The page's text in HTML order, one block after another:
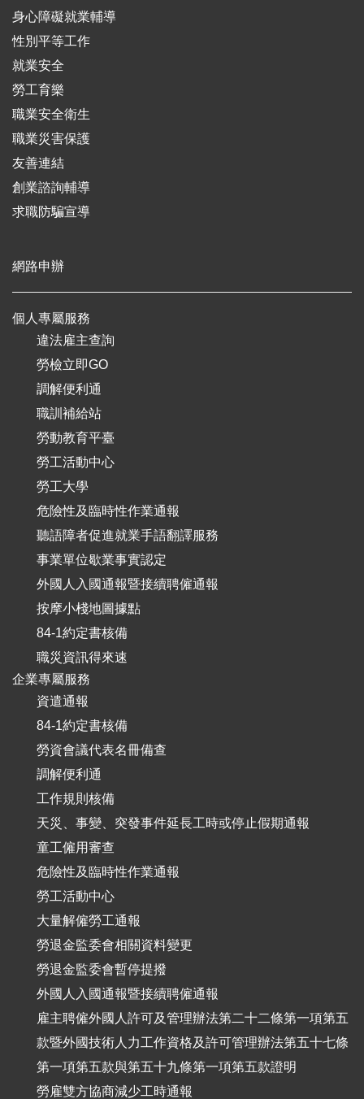
身心障礙就業輔導
性別平等工作
就業安全
勞工育樂
職業安全衛生
職業災害保護
友善連結
創業諮詢輔導
求職防騙宣導
網路申辦
個人專屬服務
違法雇主查詢
勞檢立即GO
調解便利通
職訓補給站
勞動教育平臺
勞工活動中心
勞工大學
危險性及臨時性作業通報
聽語障者促進就業手語翻譯服務
事業單位歇業事實認定
外國人入國通報暨接續聘僱通報
按摩小棧地圖據點
84-1約定書核備
職災資訊得來速
企業專屬服務
資遣通報
84-1約定書核備
勞資會議代表名冊備查
調解便利通
工作規則核備
天災、事變、突發事件延長工時或停止假期通報
童工僱用審查
危險性及臨時性作業通報
勞工活動中心
大量解僱勞工通報
勞退金監委會相關資料變更
勞退金監委會暫停提撥
外國人入國通報暨接續聘僱通報
雇主聘僱外國人許可及管理辦法第二十二條第一項第五
款暨外國技術人力工作資格及許可管理辦法第五十七條
第一項第五款與第五十九條第一項第五款證明
勞雇雙方協商減少工時通報